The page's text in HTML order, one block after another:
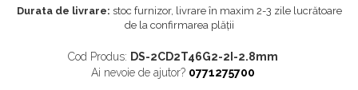
Durata de livrare: stoc furnizor, livrare în maxim 2-3 zile lucrătoare
de la confirmarea plății
Cod Produs: DS-2CD2T46G2-2I-2.8mm
Ai nevoie de ajutor? 0771275700